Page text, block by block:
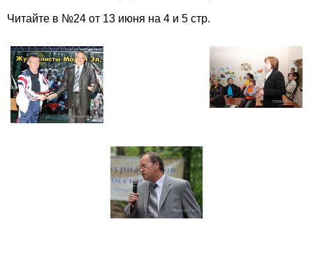
Читайте в №24 от 13 июня на 4 и 5 стр.